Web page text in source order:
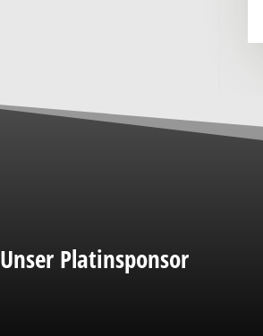
Unser Platinsponsor